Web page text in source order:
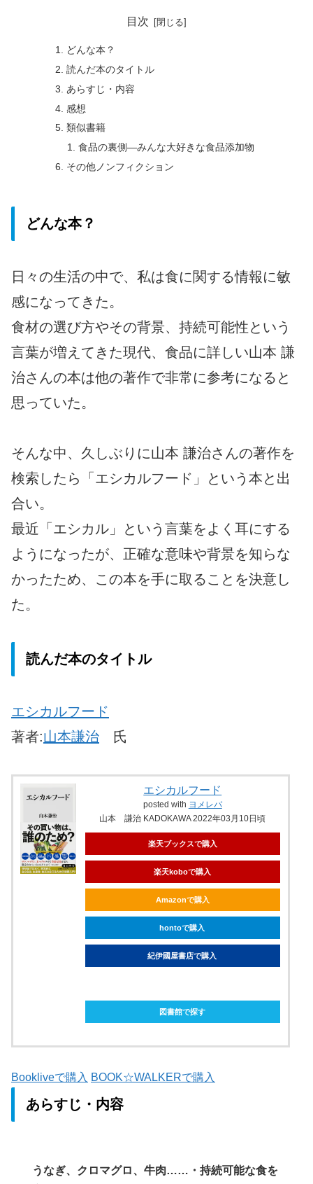
目次
どんな本？
読んだ本のタイトル
あらすじ・内容
感想
類似書籍
食品の裏側―みんな大好きな食品添加物
その他ノンフィクション
どんな本？
日々の生活の中で、私は食に関する情報に敏
感になってきた。
食材の選び方やその背景、持続可能性という
言葉が増えてきた現代、食品に詳しい山本 謙
治さんの本は他の著作で非常に参考になると
思っていた。
そんな中、久しぶりに山本 謙治さんの著作を
検索したら「エシカルフード」という本と出
合い。
最近「エシカル」という言葉をよく耳にする
ようになったが、正確な意味や背景を知らな
かったため、この本を手に取ることを決意し
た。
読んだ本のタイトル
エシカルフード
著者:山本謙治 氏
エシカルフード
posted with ヨメレバ
山本 謙治 KADOKAWA 2022年03月10日頃
楽天ブックスで購入
楽天koboで購入
Amazonで購入
hontoで購入
紀伊國屋書店で購入
図書館で探す
Bookliveで購入 BOOK☆WALKERで購入
あらすじ・内容
うなぎ、クロマグロ、牛肉……・持続可能な食を